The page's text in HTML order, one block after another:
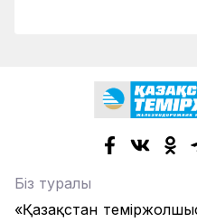
Біз туралы
«Қазақстан